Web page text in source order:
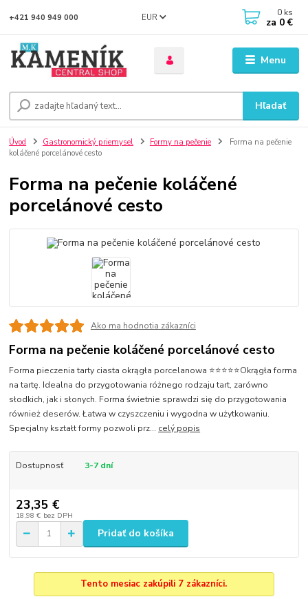
Menu
EUR
Hľadať
+421 940 949 000 0 ks
za 0 €
Úvod Gastronomický priemysel Formy na pečenie
Forma na pečenie
koláčené porcelánové cesto
Forma na pečenie koláčené
porcelánové cesto
Ako ma hodnotia zákazníci
Forma na pečenie koláčené porcelánové cesto
Forma pieczenia tarty ciasta okrągła porcelanowa ⭐⭐⭐⭐⭐Okrągła forma
na tartę. Idealna do przygotowania różnego rodzaju tart, zarówno
słodkich, jak i słonych. Forma świetnie sprawdzi się do przygotowania
również deserów. Łatwa w czyszczeniu i wygodna w użytkowaniu.
Specjalny kształt formy pozwoli prz... celý popis
Dostupnosť 3-7 dní
23,35 €
18,98 € bez DPH
Pridať do košíka
Tento mesiac zakúpili 7 zákazníci.